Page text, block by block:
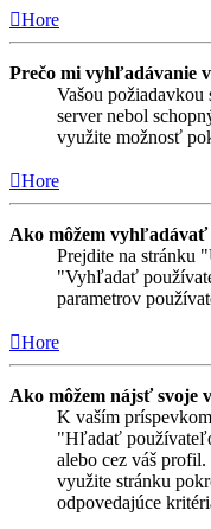
Hore
Prečo mi vyhľadávanie
Vašou
server nebol
využite možnosť
Hore
Ako môžem vyhľadávať
Prejdite na stránku
"Vyhľadať
parametrov
Hore
Ako môžem nájsť svoje
K vaším
"Hľadať
alebo cez váš
využite stránku
odpovedajúce